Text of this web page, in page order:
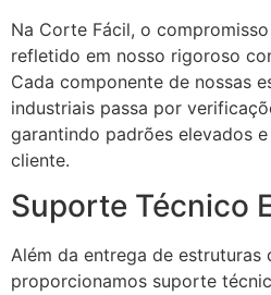
Na Corte Fácil, o
refletido em nosso rigoroso
Cada componente de nossas
industriais passa por
garantindo padrões elevados
cliente.
Suporte Técnico
Além da entrega de estruturas
proporcionamos suporte